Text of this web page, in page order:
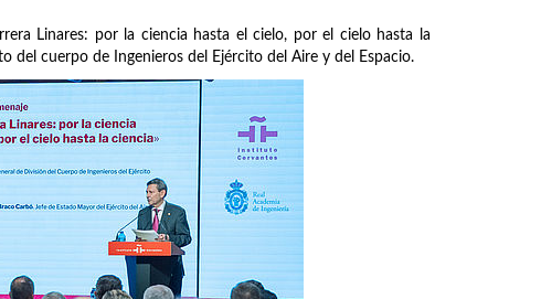
Linares: por la ciencia hasta el cielo, por el cielo hasta la
del cuerpo de Ingenieros del Ejército del Aire y del Espacio.